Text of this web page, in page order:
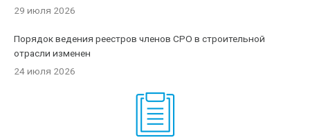
29 июля 2026
Порядок ведения реестров членов СРО в строительной
отрасли изменен
24 июля 2026